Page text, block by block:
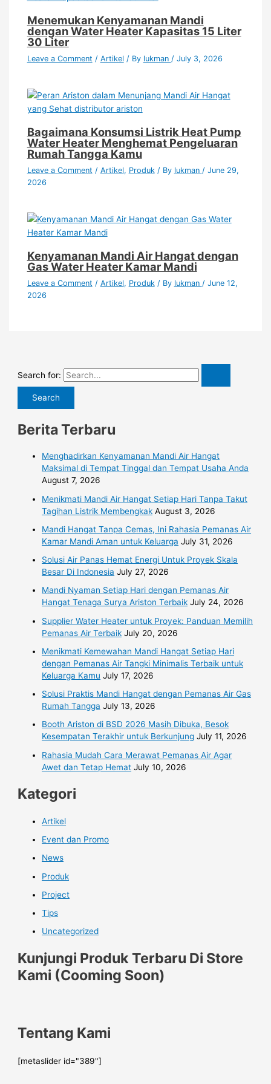
Menemukan Kenyamanan Mandi
dengan Water Heater Kapasitas 15 Liter
30 Liter
Leave a Comment / Artikel / By lukman / July 3, 2026
Bagaimana Konsumsi Listrik Heat Pump
Water Heater Menghemat Pengeluaran
Rumah Tangga Kamu
Leave a Comment / Artikel, Produk/ By lukman / June 29,
2026
Kenyamanan Mandi Air Hangat dengan
Gas Water Heater Kamar Mandi
Leave a Comment / Artikel, Produk/ By lukman / June 12,
2026
Search for:
Berita Terbaru
Menghadirkan Kenyamanan Mandi Air Hangat
Maksimal di Tempat Tinggal dan Tempat Usaha Anda
August 7, 2026
Menikmati Mandi Air Hangat Setiap Hari Tanpa Takut
Tagihan Listrik Membengkak August 3, 2026
Mandi Hangat Tanpa Cemas, Ini Rahasia Pemanas Air
Kamar Mandi Aman untuk Keluarga July 31, 2026
Solusi Air Panas Hemat Energi Untuk Proyek Skala
Besar Di Indonesia July 27, 2026
Mandi Nyaman Setiap Hari dengan Pemanas Air
Hangat Tenaga Surya Ariston Terbaik July 24, 2026
Supplier Water Heater untuk Proyek: Panduan Memilih
Pemanas Air Terbaik July 20, 2026
Menikmati Kemewahan Mandi Hangat Setiap Hari
dengan Pemanas Air Tangki Minimalis Terbaik untuk
Keluarga Kamu July 17, 2026
Solusi Praktis Mandi Hangat dengan Pemanas Air Gas
Rumah Tangga July 13, 2026
Booth Ariston di BSD 2026 Masih Dibuka, Besok
Kesempatan Terakhir untuk Berkunjung July 11, 2026
Rahasia Mudah Cara Merawat Pemanas Air Agar
Awet dan Tetap Hemat July 10, 2026
Kategori
Artikel
Event dan Promo
News
Produk
Project
Tips
Uncategorized
Kunjungi Produk Terbaru Di Store
Kami (Cooming Soon)
Tentang Kami
[metaslider id="389"]